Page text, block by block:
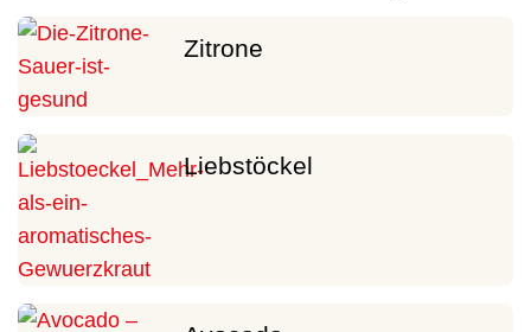
Zitrone
Liebstöckel